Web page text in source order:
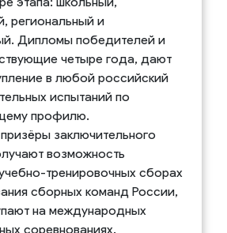
региональный и
Дипломы победителей и
четыре года, дают
в любой российский
испытаний по
профилю.
заключительного
возможность
тренировочных сборах
сборных команд России,
на международных
соревнованиях.